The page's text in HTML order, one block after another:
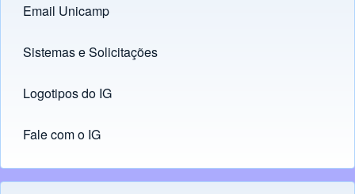
Links
Email Unicamp
(opens in new tab)
Sistemas e Solicitações
(opens in new tab)
Logotipos do IG
(opens in new tab)
Fale com o IG